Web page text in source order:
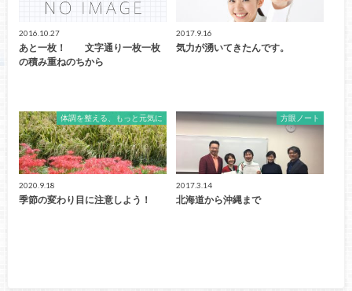
2016.10.27
あと一枚！ 文字通り一枚一枚
の積み重ねのちから
2017.9.16
気力が湧いてきたんです。
体調を整える、もっと元気に
2020.9.18
季節の変わり目に注意しよう！
方眼ノート
2017.3.14
北海道から沖縄まで